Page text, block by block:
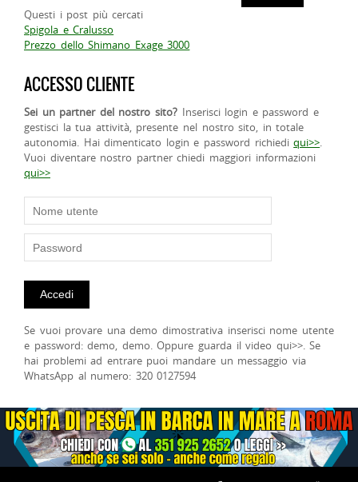
Questi i post più cercati
Spigola e Cralusso
Prezzo dello Shimano Exage 3000
ACCESSO CLIENTE
Sei un partner del nostro sito? Inserisci login e password e
gestisci la tua attività, presente nel nostro sito, in totale
autonomia. Hai dimenticato login e password richiediqui>>.
Vuoi diventare nostro partner chiedi maggiori informazioni
qui>>
Se vuoi provare una demo dimostrativa inserisci nome utente
e password: demo, demo. Oppure guarda il video qui>>. Se
hai problemi ad entrare puoi mandare un messaggio via
WhatsApp al numero: 320 0127594